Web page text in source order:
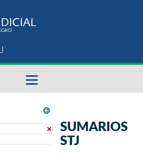
SUMARIOS
STJ